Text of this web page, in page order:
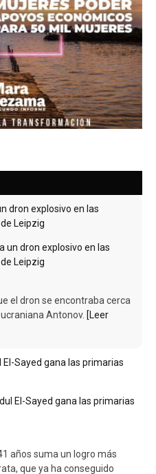
dron explosivo en las
Leipzig
Sayed gana las primarias
años suma un logro más
que ya ha conseguido